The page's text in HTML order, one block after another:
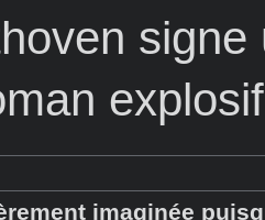
signe
explosif
imaginée